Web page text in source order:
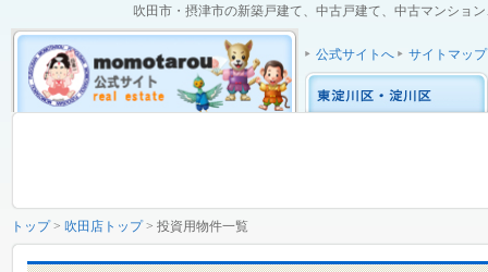
吹田市・摂津市の新築戸建て、中古戸建て、中古マンショ
公式サイトへ サイトマップ
トップ> 吹田店トップ> 投資用物件一覧